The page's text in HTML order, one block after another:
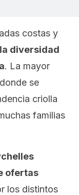
costas y
diversidad
. La mayor
se
criolla
familias
ofertas
los distintos